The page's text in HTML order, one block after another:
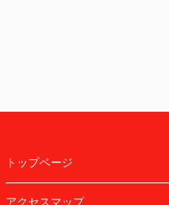
トップページ
アクセスマップ